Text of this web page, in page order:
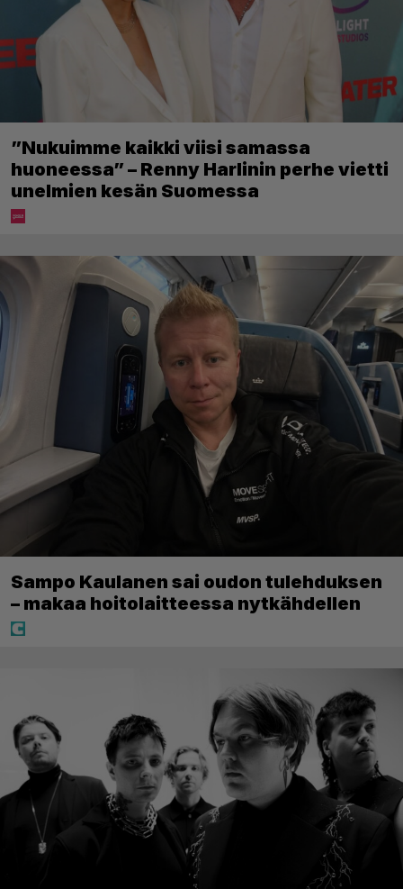
”Nukuimme kaikki viisi samassa
huoneessa” – Renny Harlinin perhe vietti
unelmien kesän Suomessa
Sampo Kaulanen sai oudon tulehduksen
– makaa hoitolaitteessa nytkähdellen